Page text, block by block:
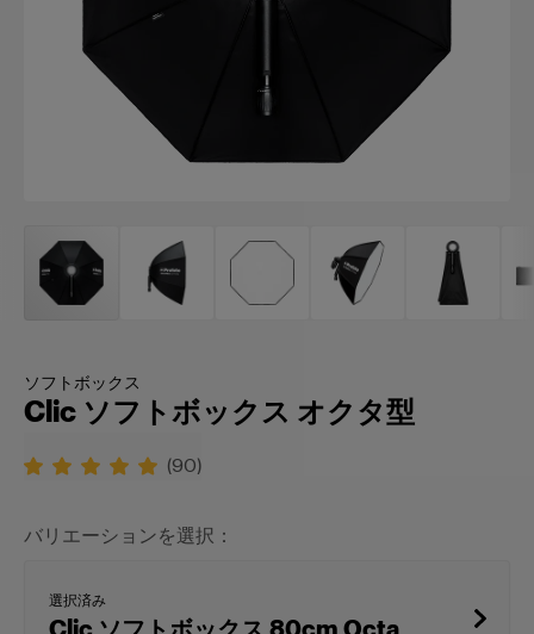
ソフトボックス
Clic ソフトボックス オクタ型
(90)
バリエーションを選択：
選択済み